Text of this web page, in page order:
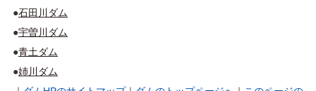
●石田川ダム
●宇曽川ダム
●青土ダム
●姉川ダム